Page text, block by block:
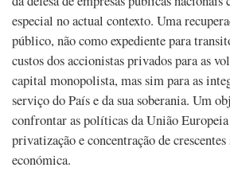
especial no actual contexto. Uma
público, não como expediente para
custos dos accionistas privados para as
capital monopolista, mas sim para as
serviço do País e da sua soberania. Um
confrontar as políticas da União
privatização e concentração de
económica.